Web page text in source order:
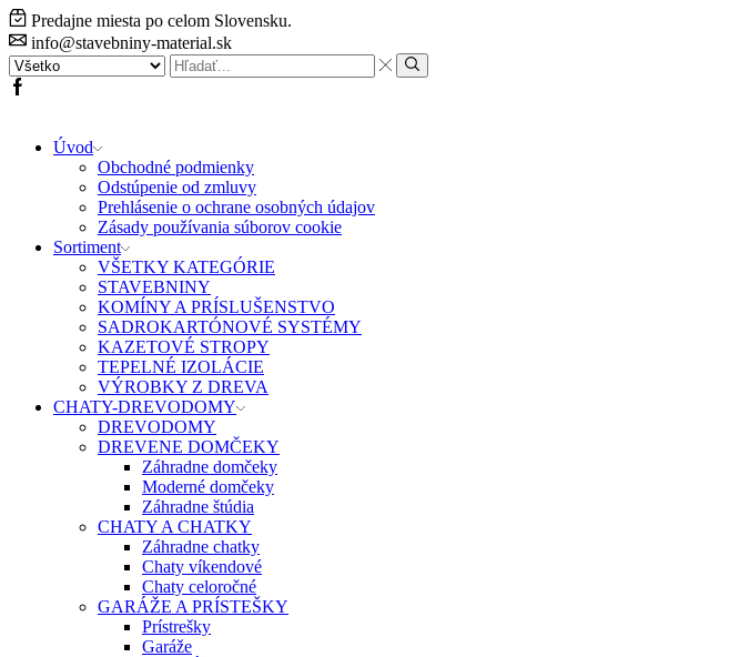
Predajne miesta po celom Slovensku.
info@stavebniny-material.sk
Search
input
Search
Facebook
Úvod
Obchodné podmienky
Odstúpenie od zmluvy
Prehlásenie o ochrane osobných údajov
Zásady používania súborov cookie
Sortiment
VŠETKY KATEGÓRIE
STAVEBNINY
KOMÍNY A PRÍSLUŠENSTVO
SADROKARTÓNOVÉ SYSTÉMY
KAZETOVÉ STROPY
TEPELNÉ IZOLÁCIE
VÝROBKY Z DREVA
CHATY-DREVODOMY
DREVODOMY
DREVENE DOMČEKY
Záhradne domčeky
Moderné domčeky
Záhradne štúdia
CHATY A CHATKY
Záhradne chatky
Chaty víkendové
Chaty celoročné
GARÁŽE A PRÍSTEŠKY
Prístrešky
Garáže